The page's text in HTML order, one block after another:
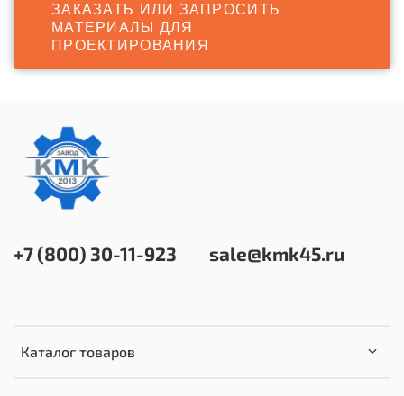
ЗАКАЗАТЬ ИЛИ ЗАПРОСИТЬ
МАТЕРИАЛЫ ДЛЯ
ПРОЕКТИРОВАНИЯ
Каталог товаров
+7 (800) 30-11-923 sale@kmk45.ru